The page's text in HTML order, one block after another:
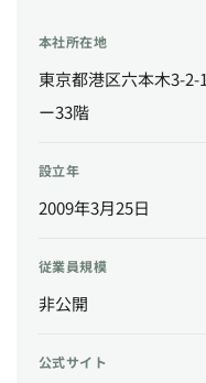
本社所在地
東京都港区六本木3-
ー33階
設立年
2009年3月25日
従業員規模
非公開
公式サイト